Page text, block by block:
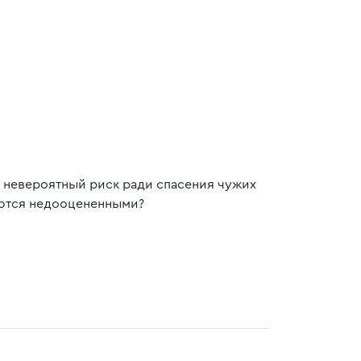
риск ради спасения чужих
недооцененными?